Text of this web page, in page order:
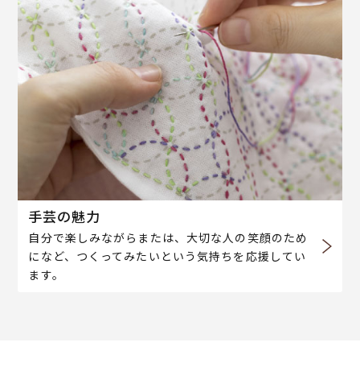
手芸の魅力
自分で楽しみながらまたは、大切な人の笑顔のため
になど、つくってみたいという気持ちを応援してい
ます。